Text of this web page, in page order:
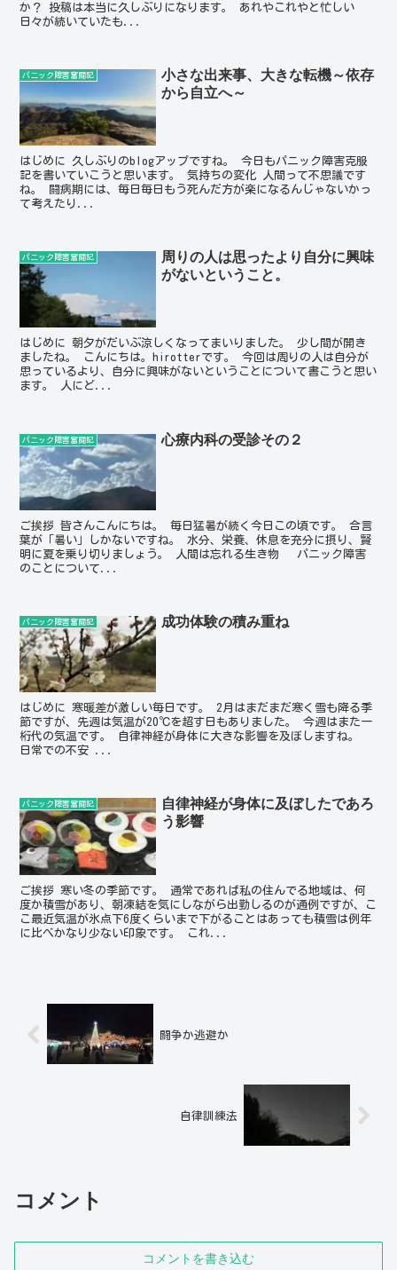
か？ 投稿は本当に久しぶりになります。 あれやこれやと忙しい
日々が続いていたも...
パニック障害奮闘記
小さな出来事、大きな転機～依存
から自立へ～
はじめに 久しぶりのblogアップですね。 今日もパニック障害克服
記を書いていこうと思います。 気持ちの変化 人間って不思議です
ね。 闘病期には、毎日毎日もう死んだ方が楽になるんじゃないかっ
て考えたり...
パニック障害奮闘記
周りの人は思ったより自分に興味
がないということ。
はじめに 朝夕がだいぶ涼しくなってまいりました。 少し間が開き
ましたね。 こんにちは。hirotterです。 今回は周りの人は自分が
思っているより、自分に興味がないということについて書こうと思い
ます。 人にど...
パニック障害奮闘記 心療内科の受診その２
ご挨拶 皆さんこんにちは。 毎日猛暑が続く今日この頃です。 合言
葉が「暑い」しかないですね。 水分、栄養、休息を充分に摂り、賢
明に夏を乗り切りましょう。 人間は忘れる生き物 パニック障害
のことについて...
パニック障害奮闘記 成功体験の積み重ね
はじめに 寒暖差が激しい毎日です。 2月はまだまだ寒く雪も降る季
節ですが、先週は気温が20℃を超す日もありました。 今週はまた一
桁代の気温です。 自律神経が身体に大きな影響を及ぼしますね。
日常での不安 ...
パニック障害奮闘記
自律神経が身体に及ぼしたであろ
う影響
ご挨拶 寒い冬の季節です。 通常であれば私の住んでる地域は、何
度か積雪があり、朝凍結を気にしながら出勤しるのが通例ですが、こ
こ最近気温が氷点下6度くらいまで下がることはあっても積雪は例年
に比べかなり少ない印象です。 これ...
闘争か逃避か
自律訓練法
コメント
コメントを書き込む